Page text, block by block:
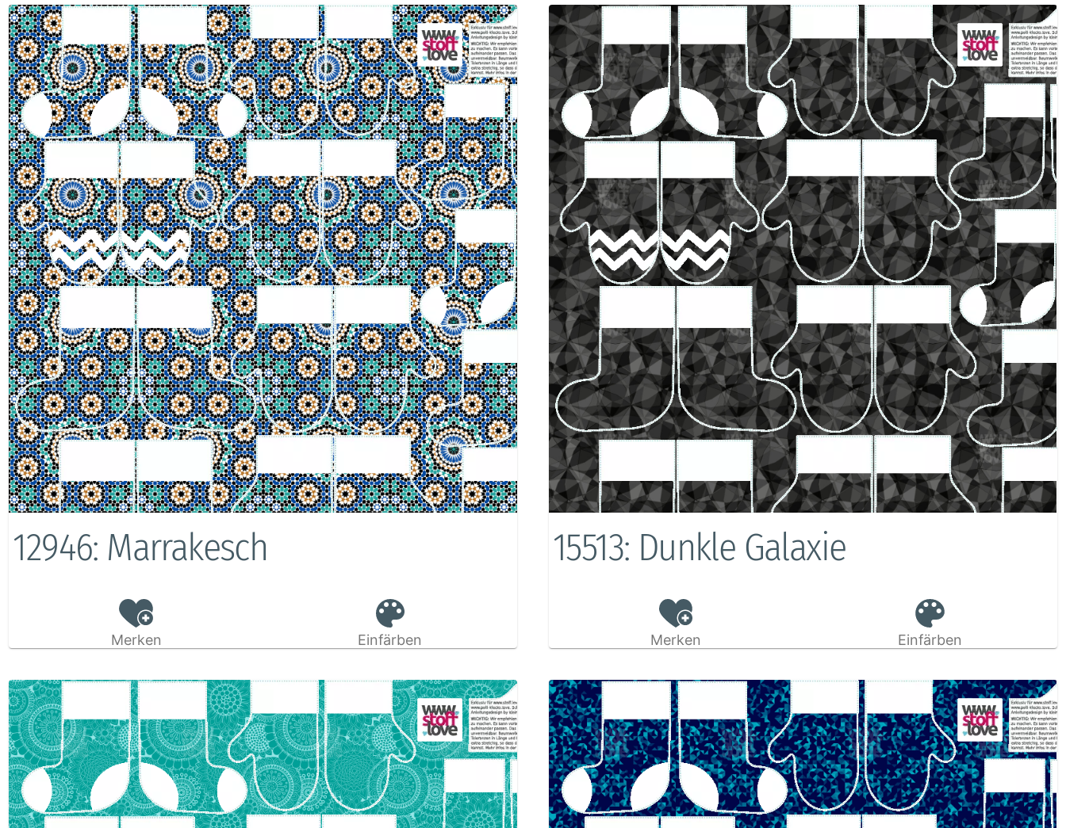
12946: Marrakesch
Merken Einfärben
15513: Dunkle Galaxie
Merken Einfärben